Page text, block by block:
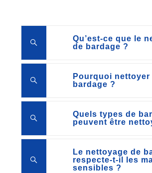
Qu’est-ce que le
de bardage ?
Pourquoi nettoyer
bardage ?
Quels types de
peuvent être
Le nettoyage de
respecte-t-il les
sensibles ?